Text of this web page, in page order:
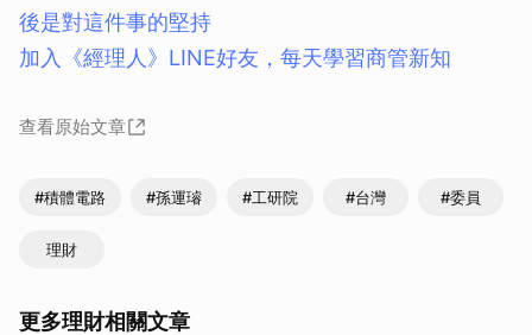
後是對這件事的堅持
加入《經理人》LINE好友，每天學習商管新知
查看原始文章
#積體電路 #孫運璿 #工研院 #台灣 #委員
理財
更多理財相關文章